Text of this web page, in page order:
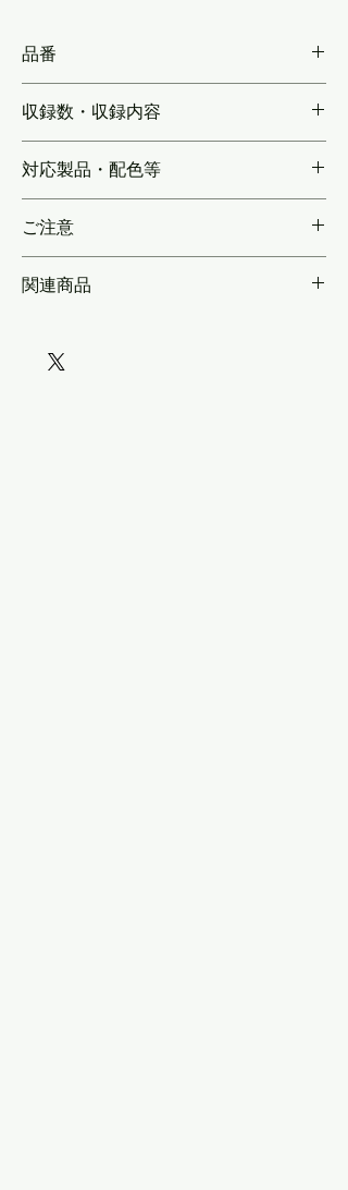
品番
収録数・収録内容
付）は5両分収録。＊実車同様「金属文字＋
ベース」の“車番プレート”。改番前も収録。
＊プレートのビス穴も出来る限り再現。＊厚
盛なので、モールドの無い車体に貼っても厚
番を下に貼重ねる形でお好きな厚さにできま
対応製品・配色等
に合わせたサイズライトリムはKATO製品に
合わせたサイズ
ご注意
も、車番プレートの厚みを再現可能★＊＊妻
関連商品